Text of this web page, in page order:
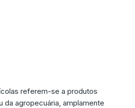
referem-se a produtos
da agropecuária, amplamente